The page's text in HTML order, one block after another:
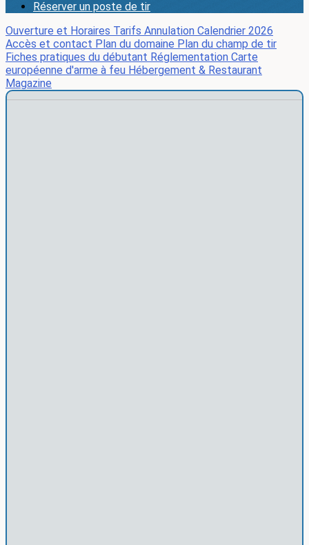
Réserver un poste de tir
Ouverture et Horaires Tarifs Annulation Calendrier 2026
Accès et contact Plan du domaine Plan du champ de tir
Fiches pratiques du débutant Réglementation Carte
européenne d'arme à feu Hébergement & Restaurant
Magazine